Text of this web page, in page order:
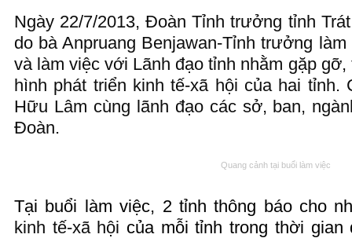
Ngày 22/7/2013, Đoàn Tỉnh trưởng tỉnh
do bà Anpruang Benjawan-Tỉnh trưởng
và làm việc với Lãnh đạo tỉnh nhằm gặp
hình phát triển kinh tế-xã hội của hai tỉnh.
Hữu Lâm cùng lãnh đạo các sở, ban,
Đoàn.
Quang cảnhtại buổi làm việc
Tại buổi làm việc, 2 tỉnh thông báo cho
kinh tế-xã hội của mỗi tỉnh trong thời gian